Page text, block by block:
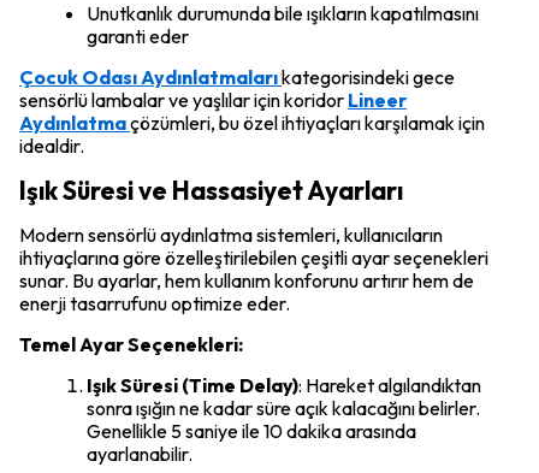
Unutkanlık durumunda bile ışıkların kapatılmasını
garanti eder
Çocuk Odası Aydınlatmalarıkategorisindeki gece
sensörlü lambalar ve yaşlılar için koridor Lineer
Aydınlatmaçözümleri, bu özel ihtiyaçları karşılamak için
idealdir.
Işık Süresi ve Hassasiyet Ayarları
Modern sensörlü aydınlatma sistemleri, kullanıcıların
ihtiyaçlarına göre özelleştirilebilen çeşitli ayar seçenekleri
sunar. Bu ayarlar, hem kullanım konforunu artırır hem de
enerji tasarrufunu optimize eder.
Temel Ayar Seçenekleri:
Işık Süresi (Time Delay): Hareket algılandıktan
sonra ışığın ne kadar süre açık kalacağını belirler.
Genellikle 5 saniye ile 10 dakika arasında
ayarlanabilir.